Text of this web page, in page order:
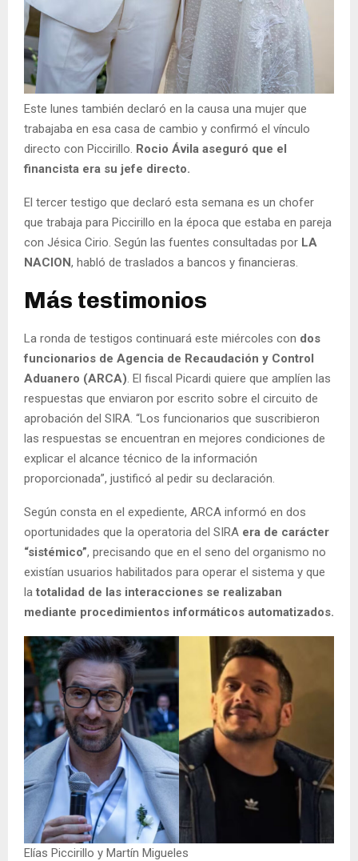
Este lunes también declaró en la causa una mujer que
trabajaba en esa casa de cambio y confirmó el vínculo
directo con Piccirillo. Rocio Ávila aseguró que el
financista era su jefe directo.
El tercer testigo que declaró esta semana es un chofer
que trabaja para Piccirillo en la época que estaba en pareja
con Jésica Cirio. Según las fuentes consultadas por LA
NACION, habló de traslados a bancos y financieras.
Más testimonios
La ronda de testigos continuará este miércoles con dos
funcionarios de Agencia de Recaudación y Control
Aduanero (ARCA). El fiscal Picardi quiere que amplíen las
respuestas que enviaron por escrito sobre el circuito de
aprobación del SIRA. “Los funcionarios que suscribieron
las respuestas se encuentran en mejores condiciones de
explicar el alcance técnico de la información
proporcionada”, justificó al pedir su declaración.
Según consta en el expediente, ARCA informó en dos
oportunidades que la operatoria del SIRA era de carácter
“sistémico”, precisando que en el seno del organismo no
existían usuarios habilitados para operar el sistema y que
la totalidad de las interacciones se realizaban
mediante procedimientos informáticos automatizados.
Elías Piccirillo y Martín Migueles